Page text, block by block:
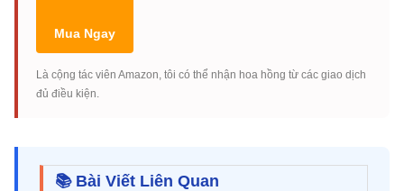
Mua Ngay
Là cộng tác viên Amazon, tôi có thể nhận hoa hồng từ các giao dịch
đủ điều kiện.
📚 Bài Viết Liên Quan